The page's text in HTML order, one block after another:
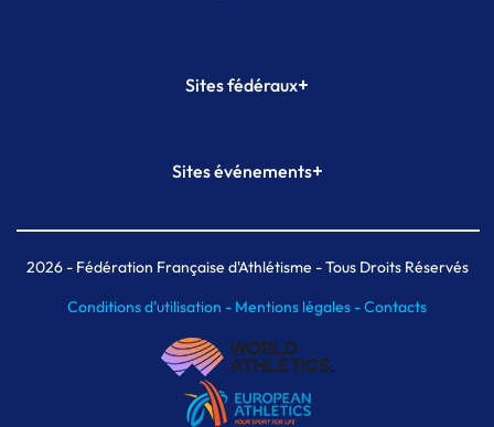
Sites fédéraux+
Plateforme Formation
Sites événements+
Meeting de Paris indoor
MAIF Ekiden de Paris
2026- Fédération Française d'Athlétisme - Tous Droits Réservés
Conditions d'utilisation - Mentions légales -Contacts